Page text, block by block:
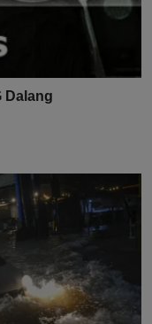
Dalang